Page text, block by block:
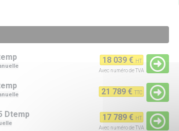
18 039 € HT
Avec numéro de TVA
21 789 €TTC
Dtemp 17 789 € HT
Avec numéro de TVA